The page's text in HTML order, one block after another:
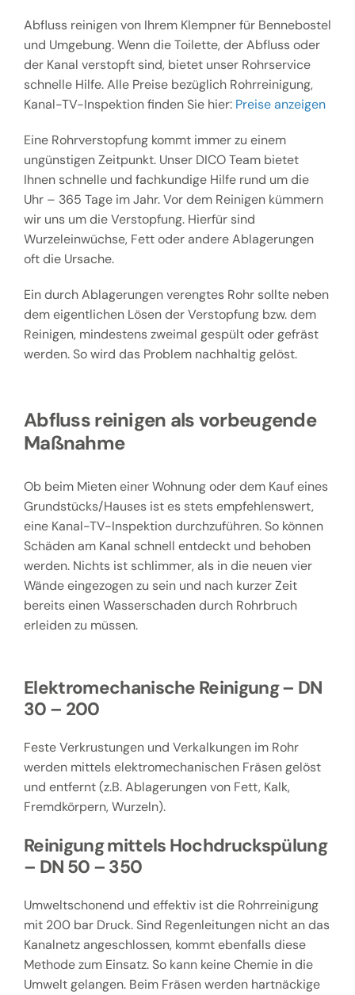
Abfluss reinigen von Ihrem Klempner für Bennebostel
und Umgebung. Wenn die Toilette, der Abfluss oder
der Kanal verstopft sind, bietet unser Rohrservice
schnelle Hilfe. Alle Preise bezüglich Rohrreinigung,
Kanal-TV-Inspektion finden Sie hier: Preise anzeigen
Eine Rohrverstopfung kommt immer zu einem
ungünstigen Zeitpunkt. Unser DICO Team bietet
Ihnen schnelle und fachkundige Hilfe rund um die
Uhr – 365 Tage im Jahr. Vor dem Reinigen kümmern
wir uns um die Verstopfung. Hierfür sind
Wurzeleinwüchse, Fett oder andere Ablagerungen
oft die Ursache.
Ein durch Ablagerungen verengtes Rohr sollte neben
dem eigentlichen Lösen der Verstopfung bzw. dem
Reinigen, mindestens zweimal gespült oder gefräst
werden. So wird das Problem nachhaltig gelöst.
Abfluss reinigen als vorbeugende
Maßnahme
Ob beim Mieten einer Wohnung oder dem Kauf eines
Grundstücks/Hauses ist es stets empfehlenswert,
eine Kanal-TV-Inspektion durchzuführen. So können
Schäden am Kanal schnell entdeckt und behoben
werden. Nichts ist schlimmer, als in die neuen vier
Wände eingezogen zu sein und nach kurzer Zeit
bereits einen Wasserschaden durch Rohrbruch
erleiden zu müssen.
Elektromechanische Reinigung – DN
30 – 200
Feste Verkrustungen und Verkalkungen im Rohr
werden mittels elektromechanischen Fräsen gelöst
und entfernt (z.B. Ablagerungen von Fett, Kalk,
Fremdkörpern, Wurzeln).
Reinigung mittels Hochdruckspülung
– DN 50 – 350
Umweltschonend und effektiv ist die Rohrreinigung
mit 200 bar Druck. Sind Regenleitungen nicht an das
Kanalnetz angeschlossen, kommt ebenfalls diese
Methode zum Einsatz. So kann keine Chemie in die
Umwelt gelangen. Beim Fräsen werden hartnäckige